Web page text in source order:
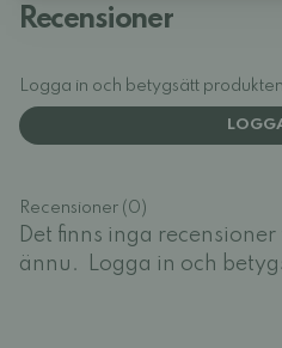
Recensioner
Logga in och betygsätt
Recensioner (0)
Det finns inga
ännu.
Logga in och